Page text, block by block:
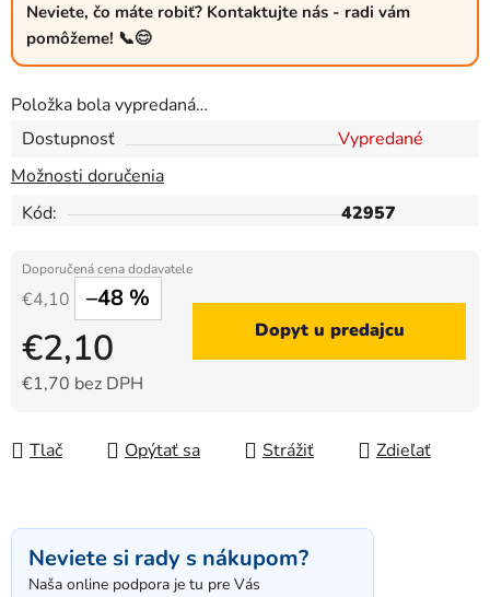
Neviete, čo máte robiť? Kontaktujte nás - radi vám
pomôžeme! 📞😊
Položka bola vypredaná…
Dostupnosť
Vypredané
Možnosti doručenia
Kód:
42957
€4,10 –48 %
€2,10
€1,70 bez DPH
Dopyt u predajcu
Tlač Opýtať sa Strážiť Zdieľať
Neviete si rady s nákupom?
Naša online podpora je tu pre Vás